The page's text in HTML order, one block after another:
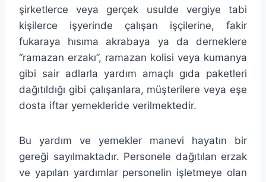
şirketlerce veya gerçek usulde vergiye tabi
kişilerce işyerinde çalışan işçilerine, fakir
fukaraya hısıma akrabaya ya da derneklere
“ramazan erzakı”, ramazan kolisi veya kumanya
gibi sair adlarla yardım amaçlı gıda paketleri
dağıtıldığı gibi çalışanlara, müşterilere veya eşe
dosta iftar yemekleride verilmektedir.
Bu yardım ve yemekler manevi hayatın bir
gereği sayılmaktadır. Personele dağıtılan erzak
ve yapılan yardımlar personelin işletmeye olan